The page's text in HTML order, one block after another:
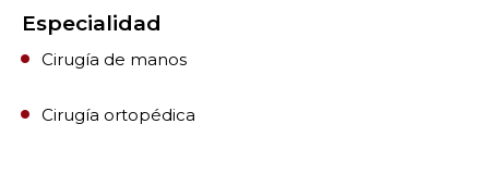
Especialidad
Cirugía de manos
Cirugía ortopédica